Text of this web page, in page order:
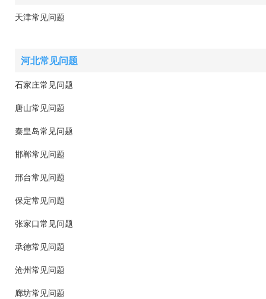
天津常见问题
河北常见问题
石家庄常见问题
唐山常见问题
秦皇岛常见问题
邯郸常见问题
邢台常见问题
保定常见问题
张家口常见问题
承德常见问题
沧州常见问题
廊坊常见问题